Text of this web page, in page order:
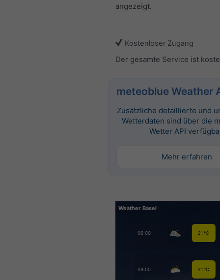
angezeigt.
Kostenloser Zugang
Der gesamte Service ist
meteoblue Weather
Zusätzliche detaillierte und
Wetterdaten sind über die
Wetter API
Mehr erfahren